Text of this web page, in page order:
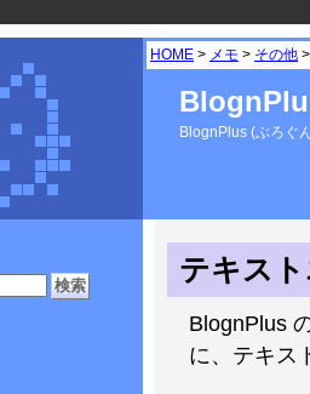
HOME > メモ > その他
BlognPlus (ぶろぐ
テキス
BlognPlus
に、テキス